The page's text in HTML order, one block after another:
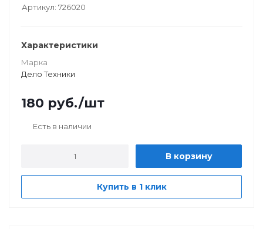
Артикул: 726020
Характеристики
Марка
Дело Техники
180 руб./шт
Есть в наличии
В корзину
Купить в 1 клик